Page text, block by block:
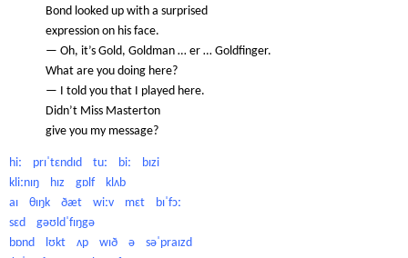
Bond looked up with a surprised
expression on his face.
— Oh, it’s Gold, Goldman … er … Goldfinger.
What are you doing here?
— I told you that I played here.
Didn’t Miss Masterton
give you my message?
hiː prɪˈtɛndɪd tuː biː bɪzi
kliːnɪŋ hɪz gɒlf klʌb
aɪ θɪŋk ðæt wiːv mɛt bɪˈfɔː
sɛd gəʊldˈfɪŋgə
bɒnd lʊkt ʌp wɪð ə səˈpraɪzd